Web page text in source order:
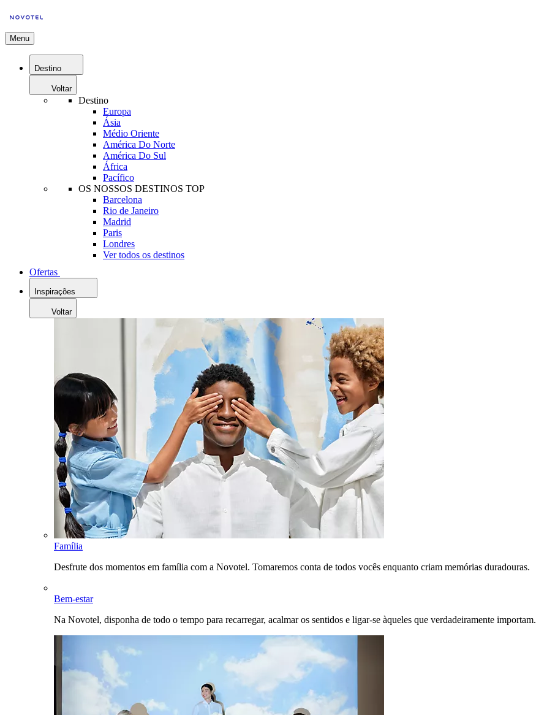
Menu
Destino
Voltar
Destino
Europa
Ásia
Médio Oriente
América Do Norte
América Do Sul
África
Pacífico
OS NOSSOS DESTINOS TOP
Barcelona
Rio de Janeiro
Madrid
Paris
Londres
Ver todos os destinos
Ofertas
Inspirações
Voltar
Família
Desfrute dos momentos em família com a Novotel. Tomaremos conta de todos vocês enquanto criam memórias duradouras.
Bem-estar
Na Novotel, disponha de todo o tempo para recarregar, acalmar os sentidos e ligar-se àqueles que verdadeiramente importam.